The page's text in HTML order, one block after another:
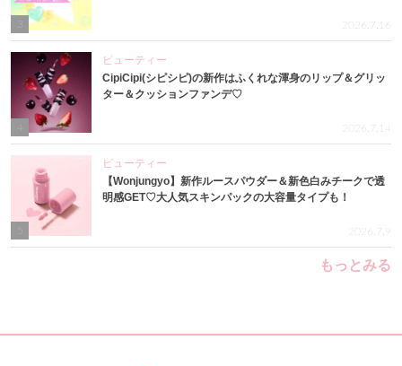
3 2026.7.16
4
ビューティー
CipiCipi(シピシピ)の新作はふくれな渾身のリップ＆グリッ
ター＆クッションファンデ♡
2026.7.14
ビューティー
【Wonjungyo】新作ルースパウダー＆新色白みチークで透
明感GET♡大人気スキンパックの大容量タイプも！
2026.7.9
もっとみる